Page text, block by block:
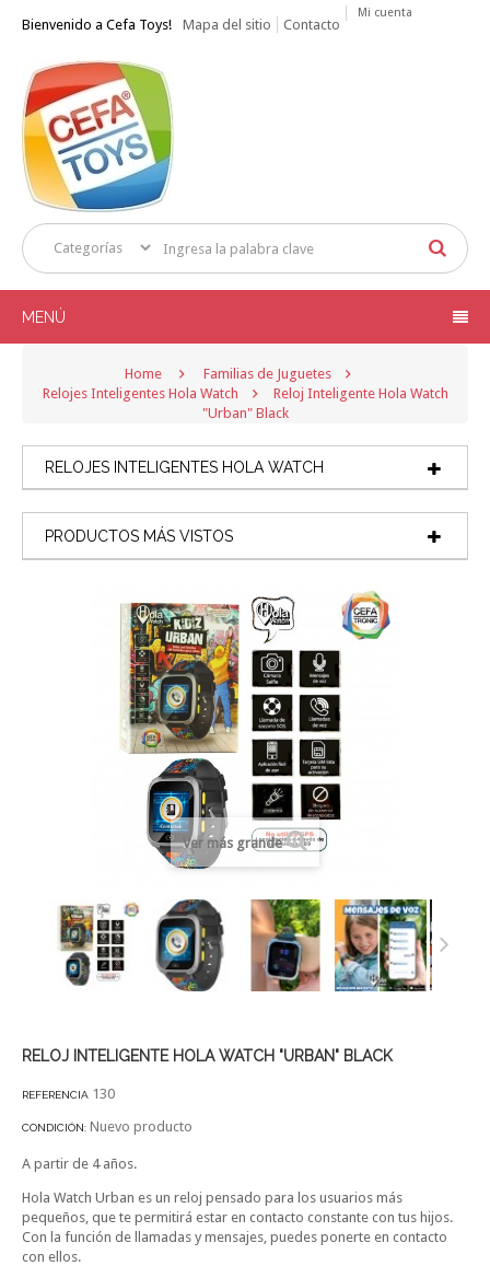
Bienvenido a Cefa Toys! Mapa del sitio Contacto
Mi cuenta
MENÚ
Home
Familias de Juguetes
Relojes Inteligentes Hola Watch
Reloj Inteligente Hola Watch
"Urban" Black
RELOJES INTELIGENTES HOLA WATCH
PRODUCTOS MÁS VISTOS
Ver más grande
RELOJ INTELIGENTE HOLA WATCH "URBAN" BLACK
REFERENCIA 130
CONDICIÓN: Nuevo producto
A partir de 4 años.
Hola Watch Urban es un reloj pensado para los usuarios más
pequeños, que te permitirá estar en contacto constante con tus hijos.
Con la función de llamadas y mensajes, puedes ponerte en contacto
con ellos.